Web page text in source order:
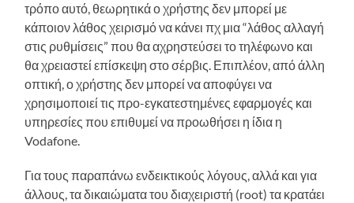
τρόπο αυτό, θεωρητικά ο χρήστης δεν μπορεί με
κάποιον λάθος χειρισμό να κάνει πχ μια “λάθος αλλαγή
στις ρυθμίσεις” που θα αχρηστεύσει το τηλέφωνο και
θα χρειαστεί επίσκεψη στο σέρβις. Επιπλέον, από άλλη
οπτική, ο χρήστης δεν μπορεί να αποφύγει να
χρησιμοποιεί τις προ-εγκατεστημένες εφαρμογές και
υπηρεσίες που επιθυμεί να προωθήσει η ίδια η
Vodafone.
Για τους παραπάνω ενδεικτικούς λόγους, αλλά και για
άλλους, τα δικαιώματα του διαχειριστή (root) τα κρατάει